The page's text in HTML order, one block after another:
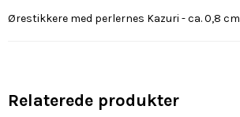
Ørestikkere med perlernes Kazuri - ca. 0,8 cm
Relaterede produkter